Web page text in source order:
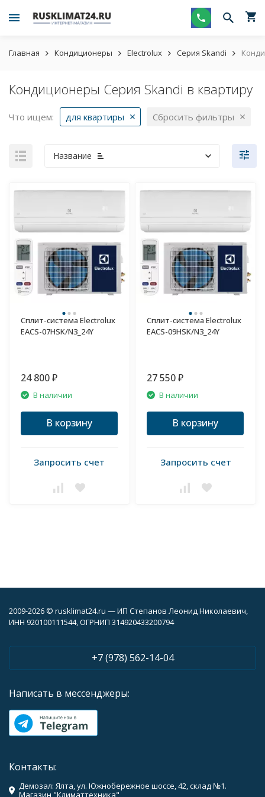
Главная Кондиционеры Electrolux Серия Skandi
Кондиционеры Серия Skandi в квартиру
Что ищем: для квартиры Сбросить фильтры
Название
Сплит-система Electrolux
EACS-07HSK/N3_24Y
24 800 ₽
В наличии
В корзину
Запросить счет
Сплит-система Electrolux
EACS-09HSK/N3_24Y
27 550 ₽
В наличии
В корзину
Запросить счет
2009-2026 © rusklimat24.ru — ИП Степанов Леонид Николаевич,
ИНН 920100111544, ОГРНИП 314920433200794
+7 (978) 562-14-04
Написать в мессенджеры:
Контакты:
Демозал: Ялта, ул. Южнобережное шоссе, 42, склад №1.
Магазин "Климаттехника"